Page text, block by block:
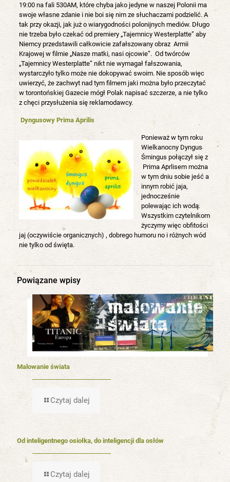
19:00 na fali 530AM, które chyba jako jedyne w naszej Polonii ma
swoje własne zdanie i nie boi się nim ze słuchaczami podzielić. A
tak przy okazji, jak już o wiarygodności polonijnych mediów. Długo
nie trzeba było czekać od premiery „Tajemnicy Westerplatte” aby
Niemcy przedstawili całkowicie zafałszowany obraz Armii
Krajowej w filmie „Nasze matki, nasi ojcowie”. Od twórców
„Tajemnicy Westerplatte” nikt nie wymagał fałszowania,
wystarczyło tylko może nie dokopywać swoim. Nie sposób więc
uwierzyć, że zachwyt nad tym filmem jaki można było przeczytać
w torontońskiej Gazecie mógł Polak napisać szczerze, a nie tylko
z chęci przysłużenia się reklamodawcy.
Dyngusowy Prima Aprilis
Ponieważ w tym roku
Wielkanocny Dyngus
Śmingus połączył się z
Prima Aprlisem można
w tym dniu sobie jeść a
innym robić jaja,
jednocześnie
polewając ich wodą.
Wszystkim czytelnikom
życzymy więc obfitości
jaj (oczywiście organicznych) , dobrego humoru no i różnych wód
nie tylko od święta.
Powiązane wpisy
Malowanie świata
Czytaj dalej
Od inteligentnego osiołka, do inteligencji dla osłów
Czytaj dalej